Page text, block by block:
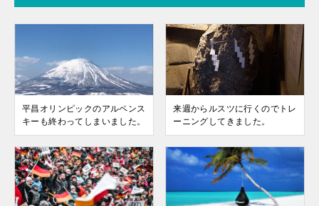
平昌オリンピックのアルペンス
キーも終わってしまいました。
来週からルスツに行くのでトレ
ーニングしてきました。